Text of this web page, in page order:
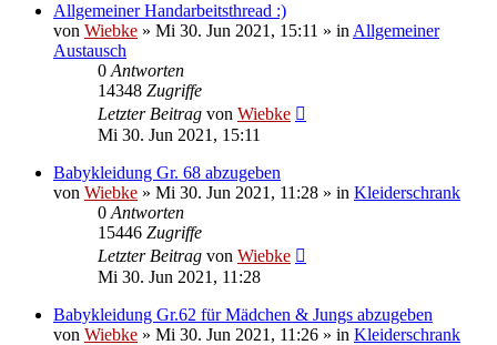
Allgemeiner Handarbeitsthread :)
von Wiebke » Mi 30. Jun 2021, 15:11 » inAllgemeiner
Austausch
0Antworten
14348 Zugriffe
Letzter Beitrag von Wiebke
Mi 30. Jun 2021, 15:11
Babykleidung Gr. 68 abzugeben
von Wiebke » Mi 30. Jun 2021, 11:28 » in Kleiderschrank
0Antworten
15446 Zugriffe
Letzter Beitrag von Wiebke
Mi 30. Jun 2021, 11:28
Babykleidung Gr.62 für Mädchen & Jungs abzugeben
von Wiebke » Mi 30. Jun 2021, 11:26 » in Kleiderschrank